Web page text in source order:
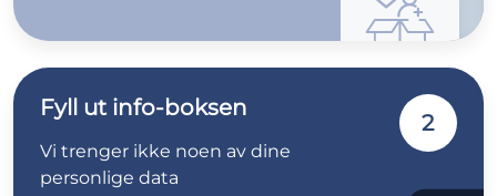
Fyll ut info-boksen
Vi trenger ikke noen av dine
personlige data
2